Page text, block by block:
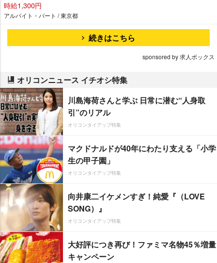
時給1,300円
アルバイト・パート / 東京都
続きはこちら
sponsored by 求人ボックス
オリコンニュース イチオシ特集
川島海荷さんと学ぶ 日常に潜む“人身取
引”のリアル
オリコンタイアップ特集
マクドナルドが40年にわたり支える「小学
生の甲子園」
オリコンタイアップ特集
向井康二イケメンすぎ！純愛『（LOVE
SONG）』
オリコンタイアップ特集
大好評につき再び！ファミマ名物45％増量
キャンペーン